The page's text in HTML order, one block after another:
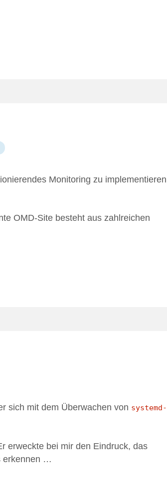
Monitoring zu implementieren
OMD-Site besteht aus zahlreichen
sich mit dem Überwachen von systemd-
erweckte bei mir den Eindruck, das
erkennen …